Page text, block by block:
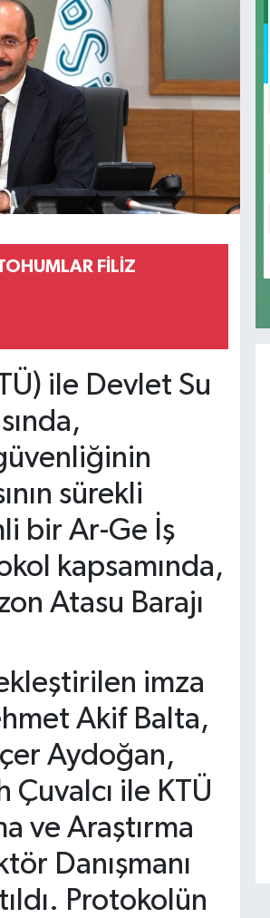
FİLİZ
ile Devlet Su
sürekli
bir Ar-Ge İş
kapsamında,
Atasu Barajı
imza
Akif Balta,
Aydoğan,
Çuvalcı ile KTÜ
ve Araştırma
Danışmanı
Protokolün